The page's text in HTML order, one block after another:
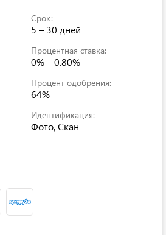
Срок:
5 – 30 дней
Процентная ставка:
0% – 0.80%
Процент одобрения:
64%
Идентификация:
Фото, Скан